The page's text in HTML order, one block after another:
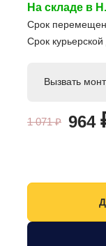
На складе в
Срок
Срок
1 071₽ 964
Вызвать